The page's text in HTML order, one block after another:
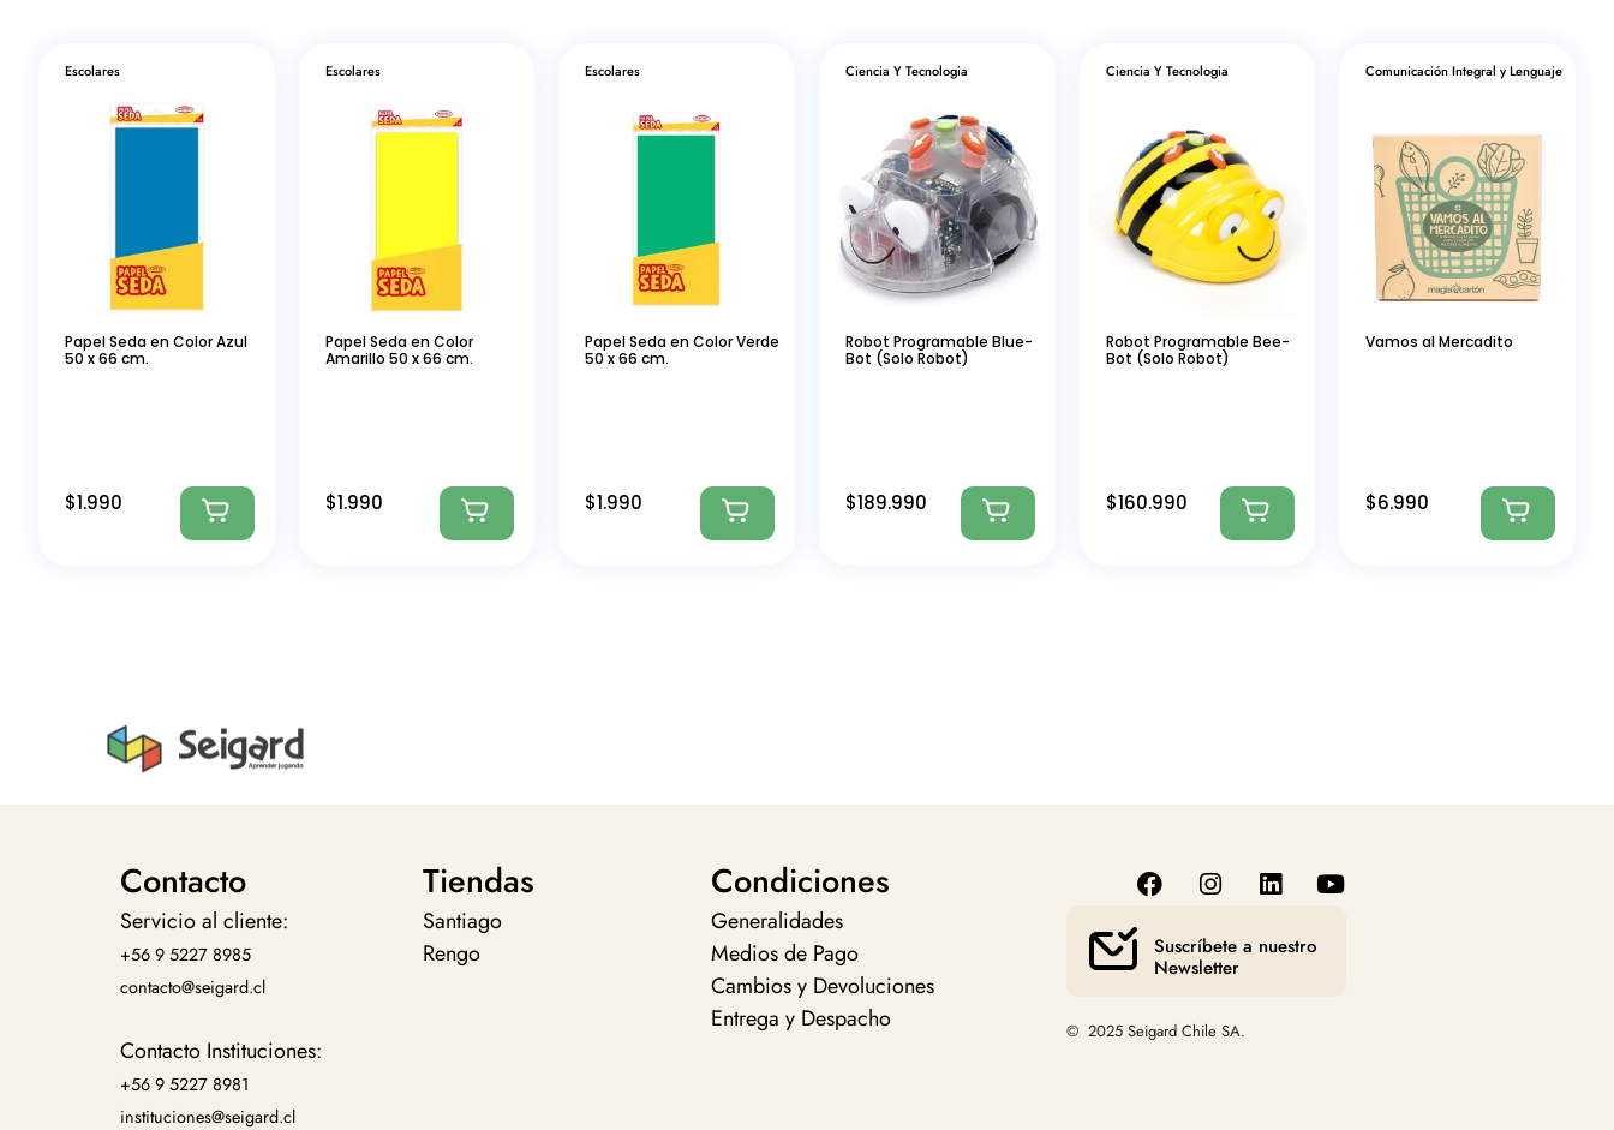
Escolares
Papel Seda en Color Azul
50 x 66 cm.
$1.990
Escolares
Papel Seda en Color
Amarillo 50 x 66 cm.
$1.990
Escolares
Papel Seda en Color Verde
50 x 66 cm.
$1.990
Ciencia Y Tecnologia
Robot Programable Blue-
Bot (Solo Robot)
$189.990
Ciencia Y Tecnologia
Robot Programable Bee-
Bot (Solo Robot)
$160.990
Comunicación Integral y Lenguaje
Vamos al Mercadito
$6.990
Contacto
Servicio al cliente:
+56 9 5227 8985
contacto@seigard.cl
Contacto Instituciones:
+56 9 5227 8981
instituciones@seigard.cl
Tiendas
Santiago
Rengo
Condiciones
Generalidades
Medios de Pago
Cambios y Devoluciones
Entrega y Despacho
Suscríbete a nuestro
Newsletter
© 2025 Seigard Chile SA.